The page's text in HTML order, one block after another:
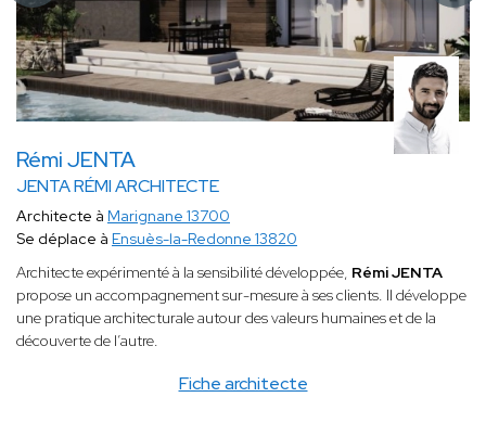
Rémi JENTA
JENTA RÉMI ARCHITECTE
Fiche architecte
Architecte à Marignane 13700
Se déplace à Ensuès-la-Redonne 13820
Architecte expérimenté à la sensibilité développée, Rémi JENTA
propose un accompagnement sur-mesure à ses clients. Il développe
une pratique architecturale autour des valeurs humaines et de la
découverte de l’autre.